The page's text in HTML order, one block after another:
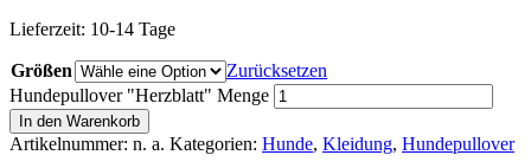
Lieferzeit: 10-14 Tage
Größen
Zurücksetzen
Hundepullover "Herzblatt" Menge
In den Warenkorb
Artikelnummer: n. a. Kategorien: Hunde, Kleidung, Hundepullover